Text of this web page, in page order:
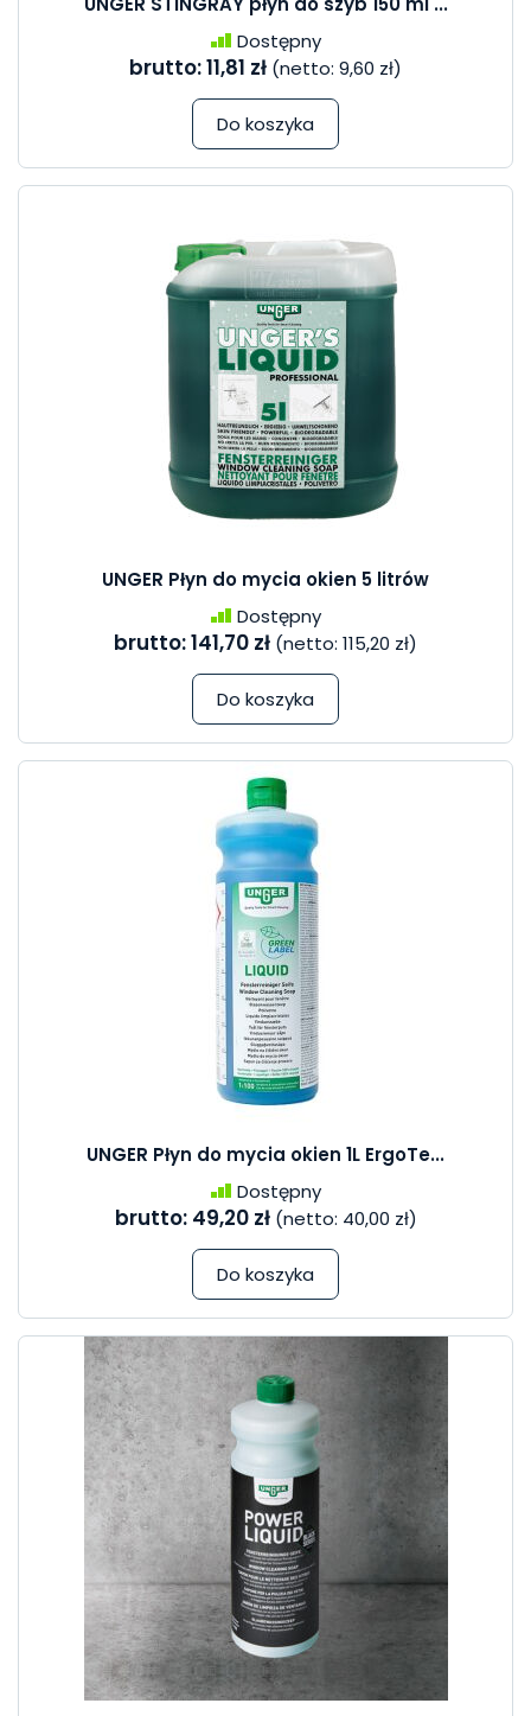
Dostępny
brutto:11,81 zł (netto: 9,60 zł)
Do koszyka
UNGER Płyn do mycia okien 5 litrów
Dostępny
brutto:141,70 zł (netto: 115,20 zł)
Do koszyka
UNGER Płyn do mycia okien 1L ErgoTe...
Dostępny
brutto: 49,20 zł (netto: 40,00 zł)
Do koszyka